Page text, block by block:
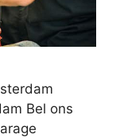
Bel ons